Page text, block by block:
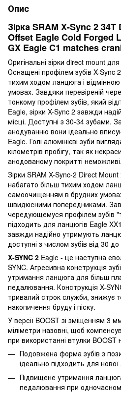
Опис
Зірка SRAM X-Sync 2
Offset Eagle Cold Forged
GX Eagle C1 matches
Оригінальні зірки direct mount
Оснащені профілем зубів X-
тихим ходом ланцюга і
умовах. Завдяки перевіреній
тонкому профілем зубів, який
Eagle, зірки X-Sync 2 завжди
місці. Доступні з 30-34 зубами.
анодуванню вони ідеально
Eagle. Голі алюмінієві зуби
кілометрів пробігу, так як
анодованому покритті неможливі.
Зірки SRAM X-Sync-2 Direct
набагато більш тихим ходом
самоочищенням в брудних
швидкісними попередниками.
чередующемуся профілем зубів
підходить для ланцюгів Eagle
завжди надійно утримують
доступні з числом зубів від 30
X-SYNC 2 Eagle - це наступна
SYNC. Агресивна конструкція
утримання ланцюга для більш
педалювання. Конструкція X-
тривалий строк служби, знижує
накопичення бруду і піску.
У версії BOOST зі зміщенням 3
міліметри назовні, щоб
при використанні втулки BOOST
Подовжена форма зубів з
ідеально підходить для
Підвищене утримання
педалювання при